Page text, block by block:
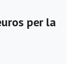
per la